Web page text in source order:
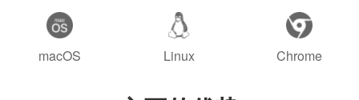
macOS Linux Chrome